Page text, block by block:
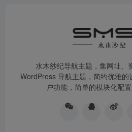
水木纱纪导航主题，集网址、
WordPress 导航主题，简约优雅的
户功能，简单的模块化配